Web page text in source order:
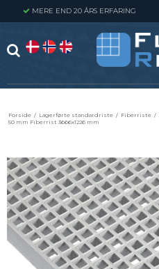
MERE END 20 ÅRS ERFARING
Forside / Lagerførte standardriste / Fiberriste /
50 mm Fiberrist 3666x1226 mm